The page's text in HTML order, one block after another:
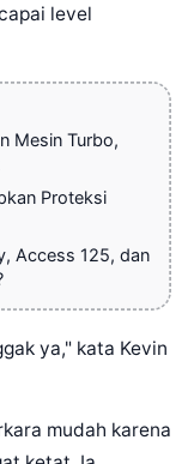
level
Mesin Turbo,
Proteksi
Access 125, dan
ya," kata Kevin
mudah karena